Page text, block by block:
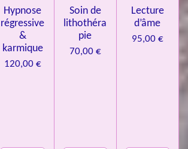
Hypnose
régressive
&
karmique
120,00 €
Soin de
lithothéra
pie
70,00 €
Lecture
d’âme
95,00 €